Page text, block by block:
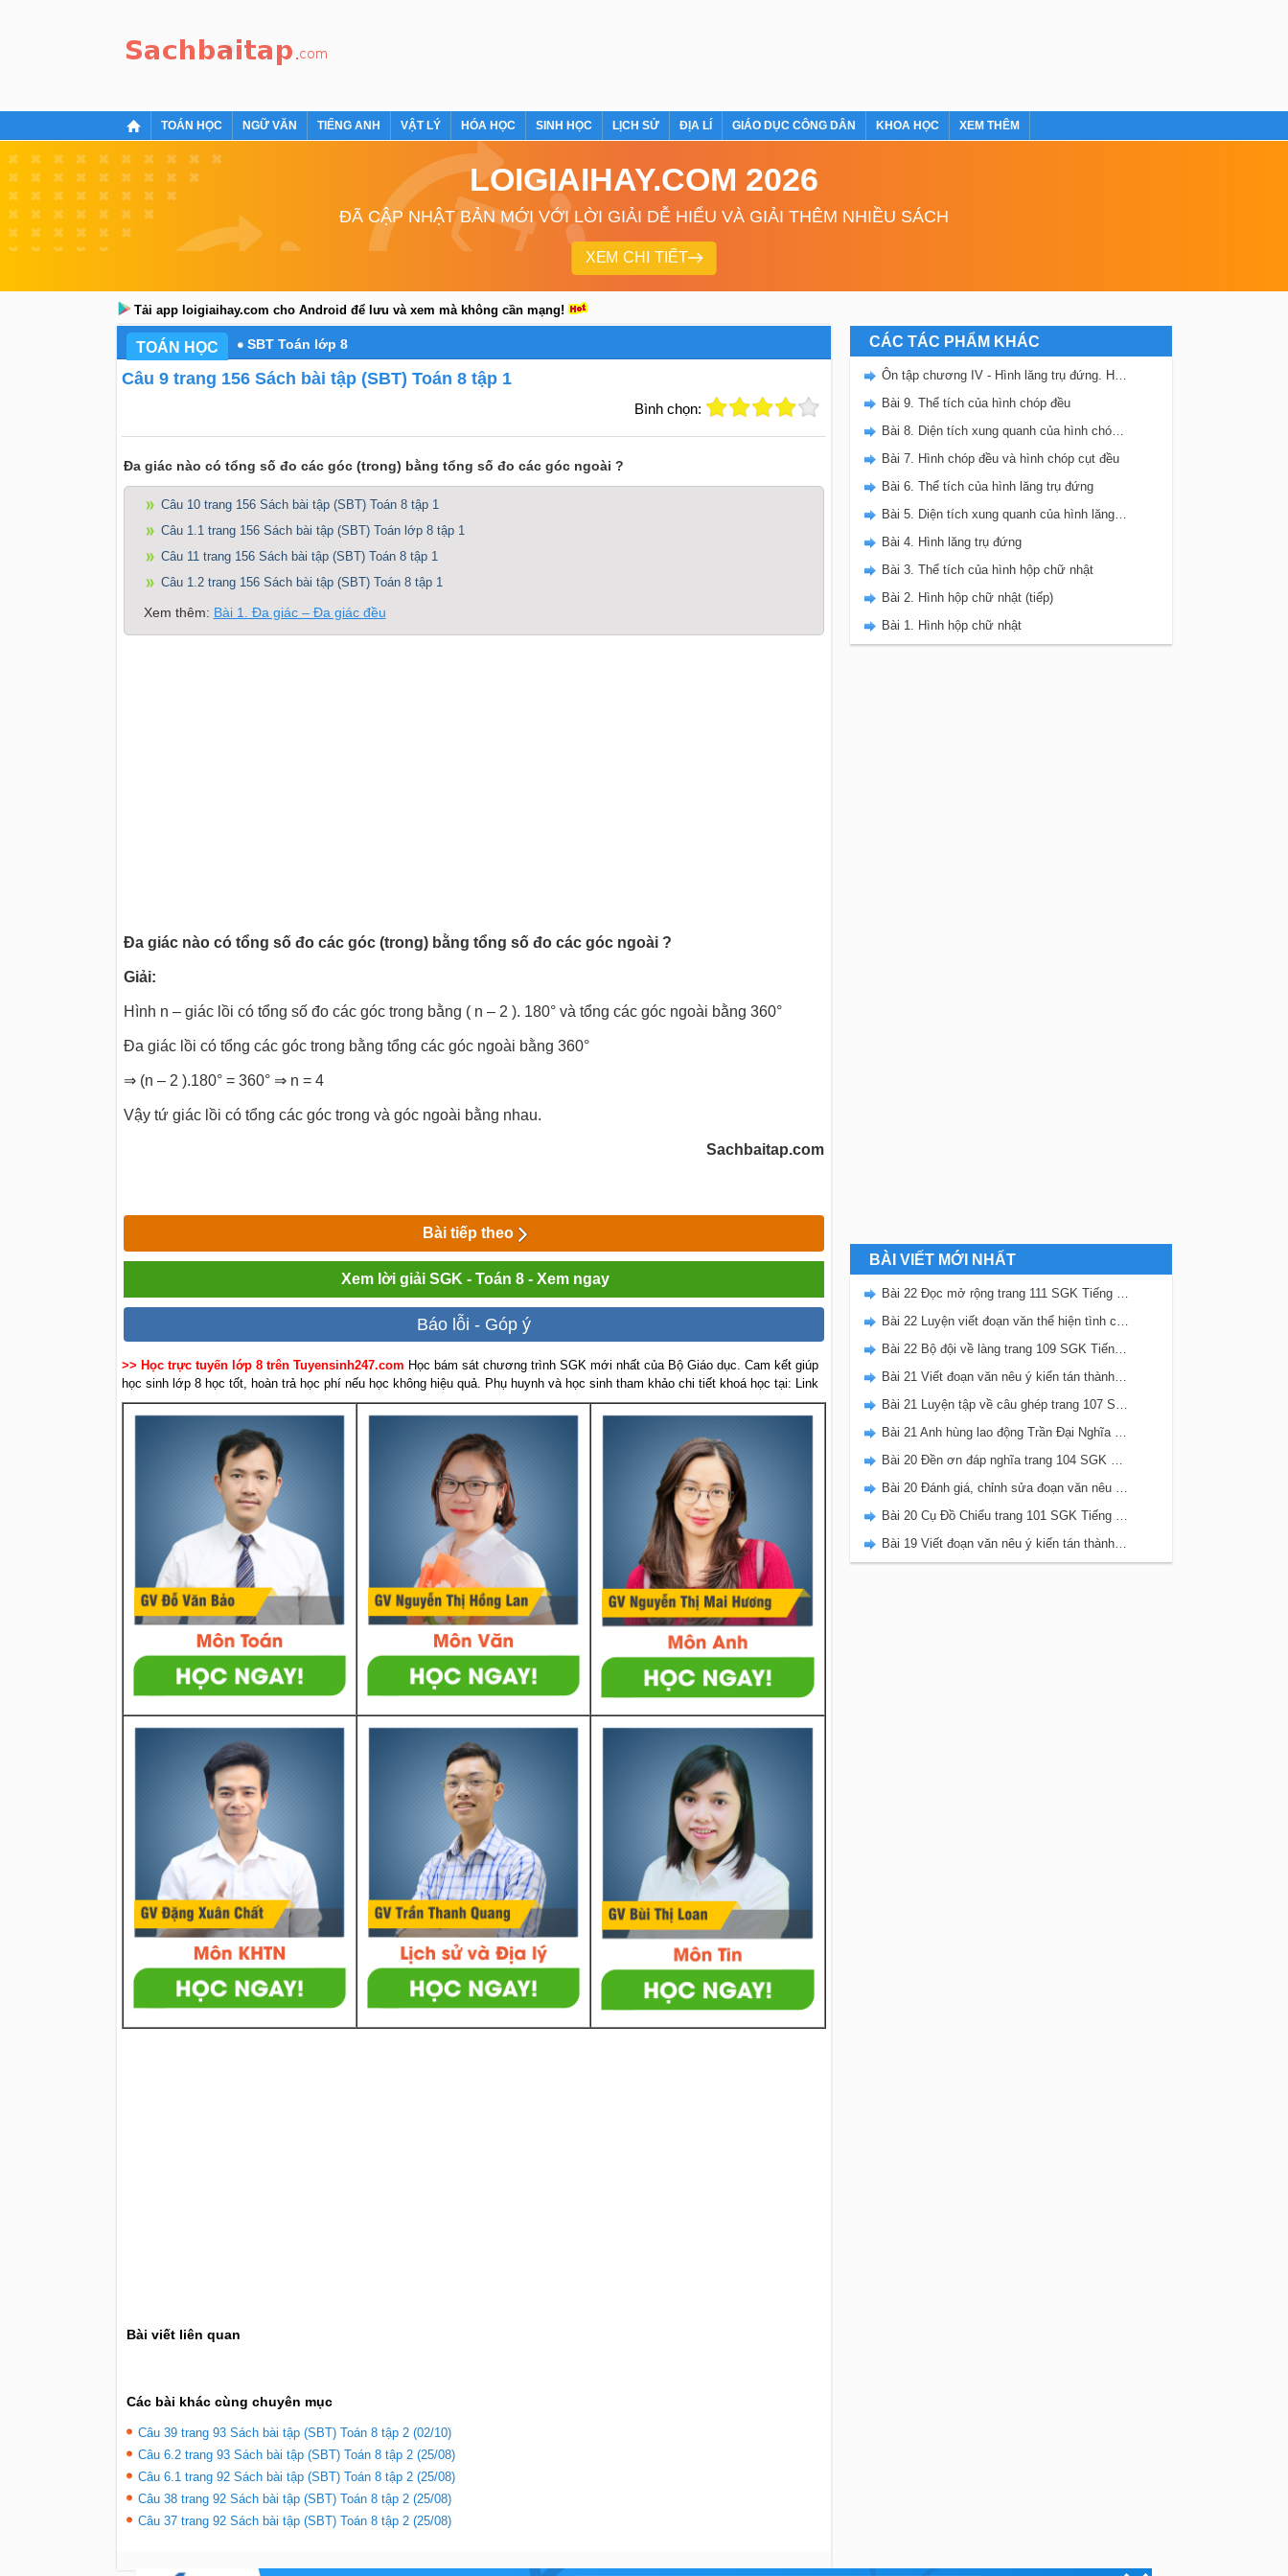
TOÁN HỌC NGỮ VĂN TIẾNG ANH VẬT LÝ HÓA HỌC SINH HỌC LỊCH SỬ ĐỊA LÍ GIÁO DỤC CÔNG DÂN KHOA HỌC XEM THÊM
LOIGIAIHAY.COM 2026
ĐÃ CẬP NHẬT BẢN MỚI VỚI LỜI GIẢI DỄ HIỂU VÀ GIẢI THÊM NHIỀU SÁCH
XEM CHI TIẾT
Tải app loigiaihay.com cho Android để lưu và xem mà không cần mạng!
TOÁN HỌC SBT Toán lớp 8
Câu 9 trang 156 Sách bài tập (SBT) Toán 8 tập 1
Bình chọn:
Đa giác nào có tổng số đo các góc (trong) bằng tổng số đo các góc ngoài ?
Câu 10 trang 156 Sách bài tập (SBT) Toán 8 tập 1
Câu 1.1 trang 156 Sách bài tập (SBT) Toán lớp 8 tập 1
Câu 11 trang 156 Sách bài tập (SBT) Toán 8 tập 1
Câu 1.2 trang 156 Sách bài tập (SBT) Toán 8 tập 1
Xem thêm: Bài 1. Đa giác – Đa giác đều
Đa giác nào có tổng số đo các góc (trong) bằng tổng số đo các góc ngoài ?
Giải:
Hình n – giác lồi có tổng số đo các góc trong bằng ( n – 2 ). 180° và tổng các góc ngoài bằng 360°
Đa giác lồi có tổng các góc trong bằng tổng các góc ngoài bằng 360°
⇒ (n – 2 ).180° = 360° ⇒ n = 4
Vậy tứ giác lồi có tổng các góc trong và góc ngoài bằng nhau.
Sachbaitap.com
Bài tiếp theo
Xem lời giải SGK - Toán 8 - Xem ngay
Báo lỗi - Góp ý
>> Học trực tuyến lớp 8 trên Tuyensinh247.com Học bám sát chương trình SGK mới nhất của Bộ Giáo dục. Cam kết giúp
học sinh lớp 8 học tốt, hoàn trả học phí nếu học không hiệu quả. Phụ huynh và học sinh tham khảo chi tiết khoá học tại: Link
Bài viết liên quan
Các bài khác cùng chuyên mục
Câu 39 trang 93 Sách bài tập (SBT) Toán 8 tập 2 (02/10)
Câu 6.2 trang 93 Sách bài tập (SBT) Toán 8 tập 2 (25/08)
Câu 6.1 trang 92 Sách bài tập (SBT) Toán 8 tập 2 (25/08)
Câu 38 trang 92 Sách bài tập (SBT) Toán 8 tập 2 (25/08)
Câu 37 trang 92 Sách bài tập (SBT) Toán 8 tập 2 (25/08)
CÁC TÁC PHẨM KHÁC
Ôn tập chương IV - Hình lăng trụ đứng. Hình chóp đều
Bài 9. Thể tích của hình chóp đều
Bài 8. Diện tích xung quanh của hình chóp đều
Bài 7. Hình chóp đều và hình chóp cụt đều
Bài 6. Thể tích của hình lăng trụ đứng
Bài 5. Diện tích xung quanh của hình lăng trụ đứng
Bài 4. Hình lăng trụ đứng
Bài 3. Thể tích của hình hộp chữ nhật
Bài 2. Hình hộp chữ nhật (tiếp)
Bài 1. Hình hộp chữ nhật
BÀI VIẾT MỚI NHẤT
Bài 22 Đọc mở rộng trang 111 SGK Tiếng Việt 5 Kết nối tri thức tập 2
Bài 22 Luyện viết đoạn văn thể hiện tình cảm, cảm xúc về một sự việc trang 111 SGK Tiếng Việt 5 Kết nối tri thức tập 2
Bài 22 Bộ đội về làng trang 109 SGK Tiếng Việt 5 Kết nối tri thức tập 2
Bài 21 Viết đoạn văn nêu ý kiến tán thành một sự việc, hiện tượng (Bài viết số 2) trang 108 SGK Tiếng Việt 5 Kết nối tri thức tập 2
Bài 21 Luyện tập về câu ghép trang 107 SGK Tiếng Việt 5 Kết nối tri thức tập 2
Bài 21 Anh hùng lao động Trần Đại Nghĩa trang 106 SGK Tiếng Việt 5 Kết nối tri thức tập 2
Bài 20 Đền ơn đáp nghĩa trang 104 SGK Tiếng Việt 5 Kết nối tri thức tập 2
Bài 20 Đánh giá, chỉnh sửa đoạn văn nêu ý kiến tán thành một sự vật, hiện tượng trang 103 SGK Tiếng Việt 5 Kết nối tri thức tập 2
Bài 20 Cụ Đồ Chiểu trang 101 SGK Tiếng Việt 5 Kết nối tri thức tập 2
Bài 19 Viết đoạn văn nêu ý kiến tán thành một sự việc, hiện tượng (Bài viết số 1) trang 100 SGK Tiếng Việt 5 Kết nối tri thức tập 2